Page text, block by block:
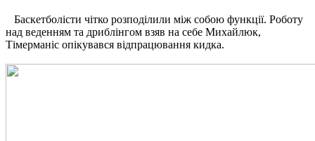
Баскетболісти чітко розподілили між собою функції. Роботу
над веденням та дриблінгом взяв на себе Михайлюк,
Тімерманіс опікувався відпрацювання кидка.